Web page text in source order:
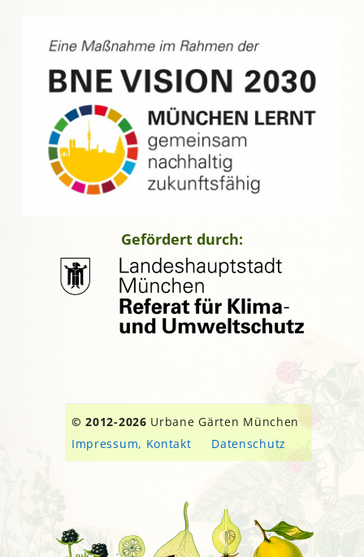
Gefördert durch:
© 2012-2026 Urbane Gärten München
Impressum, Kontakt
Datenschutz